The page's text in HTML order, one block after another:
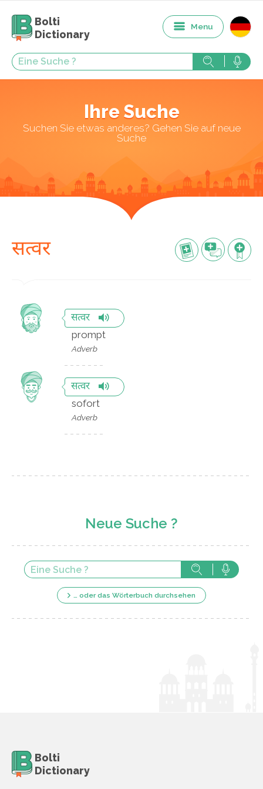
Bolti
Dictionary
Menu
Ihre Suche
Suchen Sie etwas anderes? Gehen Sie auf neue
Suche
सत्वर
सत्वर
prompt
Adverb
सत्वर
sofort
Adverb
Neue Suche ?
… oder das Wörterbuch durchsehen
Bolti
Dictionary